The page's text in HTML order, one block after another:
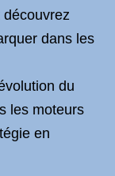
dans les
du
les moteurs
en